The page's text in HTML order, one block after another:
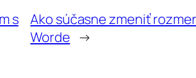
s
Ako súčasne zmeniť
Worde →